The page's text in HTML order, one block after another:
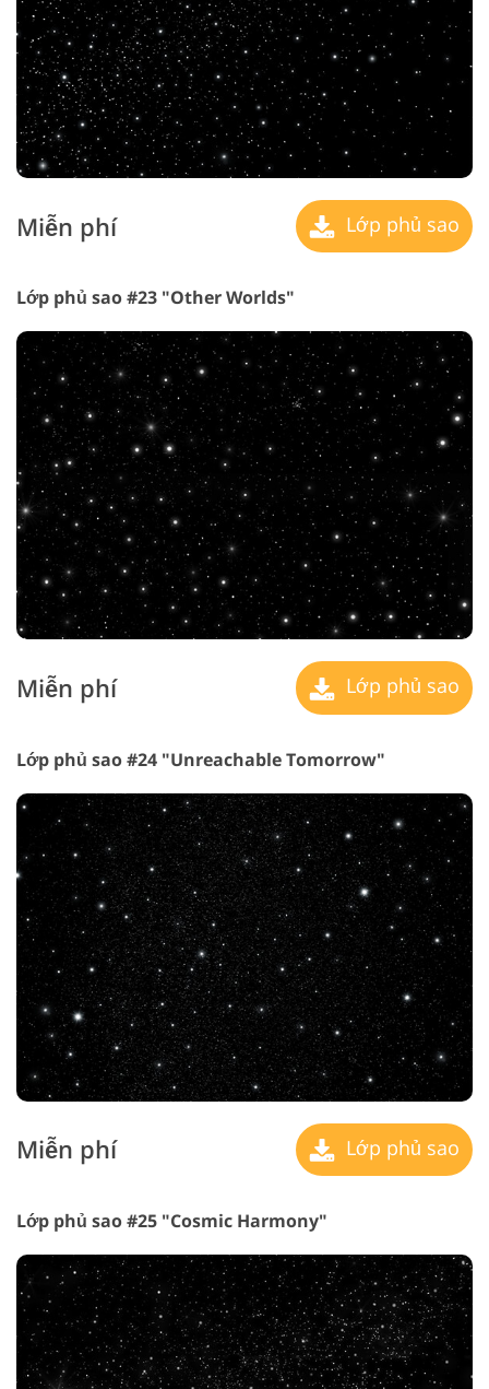
Miễn phí Lớp phủ sao
Lớp phủ sao #23 "Other Worlds"
Miễn phí Lớp phủ sao
Lớp phủ sao #24 "Unreachable Tomorrow"
Miễn phí Lớp phủ sao
Lớp phủ sao #25 "Cosmic Harmony"